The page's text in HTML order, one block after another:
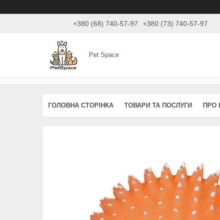
+380 (68) 740-57-97 +380 (73) 740-57-97
Pet Space
ГОЛОВНА СТОРІНКА ТОВАРИ ТА ПОСЛУГИ ПРО